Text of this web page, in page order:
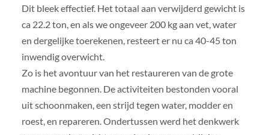
Dit bleek effectief. Het totaal aan verwijderd gewicht is
ca 22.2 ton, en als we ongeveer 200 kg aan vet, water
en dergelijke toerekenen, resteert er nu ca 40-45 ton
inwendig overwicht.
Zo is het avontuur van het restaureren van de grote
machine begonnen. De activiteiten bestonden vooral
uit schoonmaken, een strijd tegen water, modder en
roest, en repareren. Ondertussen werd het denkwerk